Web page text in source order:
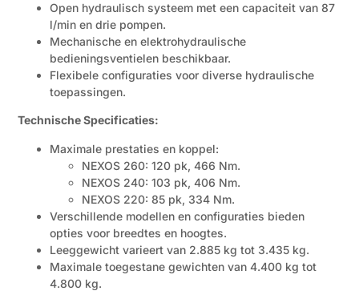
Open hydraulisch systeem met een capaciteit van 87
l/min en drie pompen.
Mechanische en elektrohydraulische
bedieningsventielen beschikbaar.
Flexibele configuraties voor diverse hydraulische
toepassingen.
Technische Specificaties:
Maximale prestaties en koppel:
NEXOS 260: 120 pk, 466 Nm.
NEXOS 240: 103 pk, 406 Nm.
NEXOS 220: 85 pk, 334 Nm.
Verschillende modellen en configuraties bieden
opties voor breedtes en hoogtes.
Leeggewicht varieert van 2.885 kg tot 3.435 kg.
Maximale toegestane gewichten van 4.400 kg tot
4.800 kg.